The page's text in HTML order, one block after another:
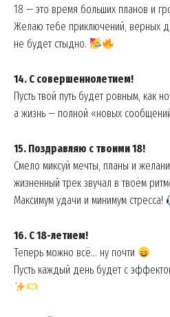
18 — это время больших планов и
Желаю тебе приключений, верных
не будет стыдно.
14. С совершеннолетием!
Пусть твой путь будет ровным, как
а жизнь — полной «новых
15. Поздравляю с твоими 18!
Смело миксуй мечты, планы и
жизненный трек звучал в твоём
Максимум удачи и минимум стресса!
16. С 18-летием!
Теперь можно всё… ну почти
Пусть каждый день будет с